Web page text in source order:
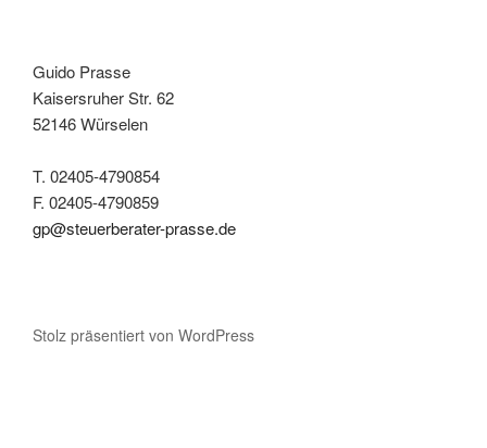
Guido Prasse
Kaisersruher Str. 62
52146 Würselen
T. 02405-4790854
F. 02405-4790859
gp@steuerberater-prasse.de
Stolz präsentiert von WordPress